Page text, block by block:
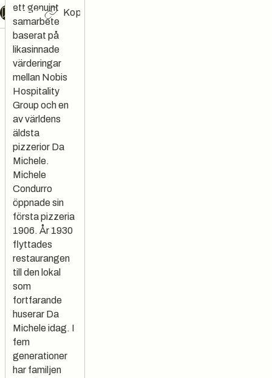
Chat Kopiera länk
ett genuint
samarbete
baserat på
likasinnade
värderingar
mellan Nobis
Hospitality
Group och en
av världens
äldsta
pizzerior Da
Michele.
Michele
Condurro
öppnade sin
första pizzeria
1906. År 1930
flyttades
restaurangen
till den lokal
som
fortfarande
huserar Da
Michele idag. I
fem
generationer
har familjen